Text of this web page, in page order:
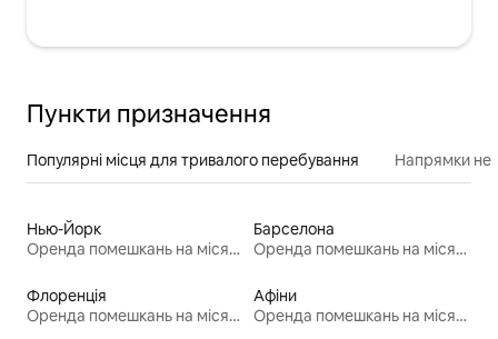
Пункти призначення
Популярні місця для тривалого перебування Напрямки
Нью-Йорк
Оренда помешкань на місяць
Барселона
Оренда помешкань на місяць
Флоренція
Оренда помешкань на місяць
Афіни
Оренда помешкань на місяць